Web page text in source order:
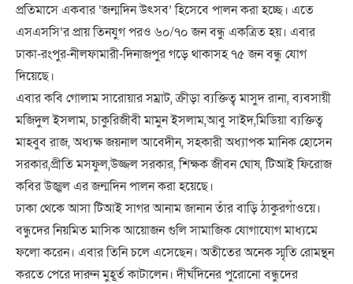
প্রতিমাসে একবার ‘জন্মদিন উৎসব’ হিসেবে পালন করা হচ্ছে। এতে
এসএসসি‘র প্রায় তিনযুগ পরও ৬০/৭০ জন বন্ধু একত্রিত হয়। এবার
ঢাকা-রংপুর-নীলফামারী-দিনাজপুর গড়ে থাকাসহ ৭৫ জন বন্ধু যোগ
দিয়েছে।
এবার কবি গোলাম সারোয়ার সম্রাট, ক্রীড়া ব্যক্তিত্ব মাসুদ রানা, ব্যবসায়ী
মজিদুল ইসলাম, চাকুরিজীবী মামুন ইসলাম,আবু সাইদ,মিডিয়া ব্যক্তিত্ব
মাহবুব রাজ, অধ্যক্ষ জয়নাল আবেদীন, সহকারী অধ্যাপক মানিক হোসেন
সরকার,প্রীতি মসফুল,উজ্জল সরকার, শিক্ষক জীবন ঘোষ, টিআই ফিরোজ
কবির উজ্ঝল এর জন্মদিন পালন করা হয়েছে।
ঢাকা থেকে আসা টিআই সাগর আনাম জানান তাঁর বাড়ি ঠাকুরগাঁওয়ে।
বন্ধুদের নিয়মিত মাসিক আয়োজন গুলি সামাজিক যোগাযোগ মাধ্যমে
ফলো করেন। এবার তিনি চলে এসেছেন। অতীতের অনেক স্মৃতি রোমন্থন
করতে পেরে দারুন মুহূর্ত কাটালেন। দীর্ঘদিনের পুরোনো বন্ধুদের